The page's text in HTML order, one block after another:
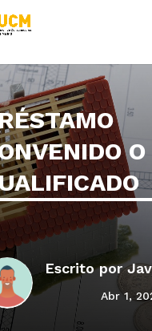
O
Escrito por
Abr 1,